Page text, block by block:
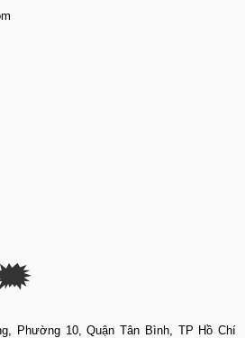
Phường 10, Quận Tân Bình, TP Hồ Chí